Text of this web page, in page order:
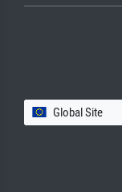
Global Site